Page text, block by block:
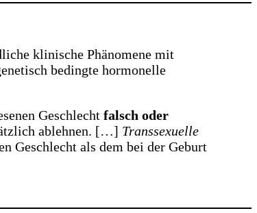
klinische Phänomene mit
bedingte hormonelle
Geschlecht falsch oder
ablehnen. […] Transsexuelle
Geschlecht als dem bei der Geburt